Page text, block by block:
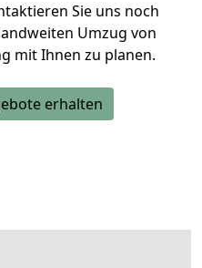
Sie uns noch
Umzug von
mit Ihnen zu planen.
erhalten